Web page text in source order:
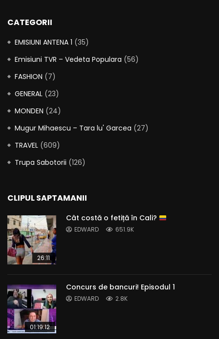
CATEGORII
EMISIUNI ANTENA 1 (35)
Emisiuni TVR – Vedeta Populara (56)
FASHION (7)
GENERAL (23)
MONDEN (24)
Mugur Mihaescu – Tara lu' Garcea (27)
TRAVEL (609)
Trupa Sabotorii (126)
CLIPUL SAPTAMANII
26:11
Cât costă o fetiță în Cali?
EDWARD 651.9K
01:19:12
Concurs de bancuri! Episodul 1
EDWARD 2.8K